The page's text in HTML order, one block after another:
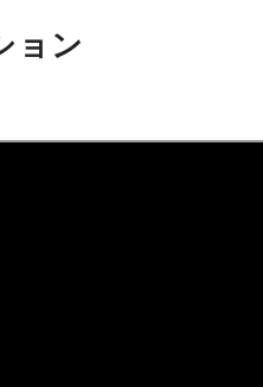
ョン